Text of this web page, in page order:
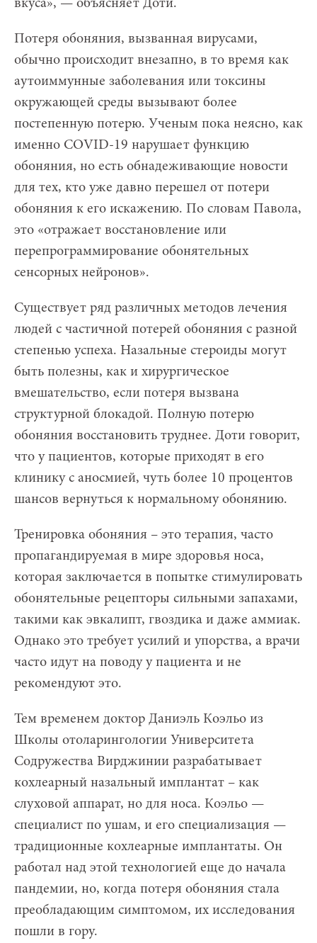
вкуса», — объясняет Доти.
Потеря обоняния, вызванная вирусами,
обычно происходит внезапно, в то время как
аутоиммунные заболевания или токсины
окружающей среды вызывают более
постепенную потерю. Ученым пока неясно, как
именно COVID-19 нарушает функцию
обоняния, но есть обнадеживающие новости
для тех, кто уже давно перешел от потери
обоняния к его искажению. По словам Павола,
это «отражает восстановление или
перепрограммирование обонятельных
сенсорных нейронов».
Существует ряд различных методов лечения
людей с частичной потерей обоняния с разной
степенью успеха. Назальные стероиды могут
быть полезны, как и хирургическое
вмешательство, если потеря вызвана
структурной блокадой. Полную потерю
обоняния восстановить труднее. Доти говорит,
что у пациентов, которые приходят в его
клинику с аносмией, чуть более 10 процентов
шансов вернуться к нормальному обонянию.
Тренировка обоняния – это терапия, часто
пропагандируемая в мире здоровья носа,
которая заключается в попытке стимулировать
обонятельные рецепторы сильными запахами,
такими как эвкалипт, гвоздика и даже аммиак.
Однако это требует усилий и упорства, а врачи
часто идут на поводу у пациента и не
рекомендуют это.
Тем временем доктор Даниэль Коэльо из
Школы отоларингологии Университета
Содружества Вирджинии разрабатывает
кохлеарный назальный имплантат – как
слуховой аппарат, но для носа. Коэльо —
специалист по ушам, и его специализация —
традиционные кохлеарные имплантаты. Он
работал над этой технологией еще до начала
пандемии, но, когда потеря обоняния стала
преобладающим симптомом, их исследования
пошли в гору.